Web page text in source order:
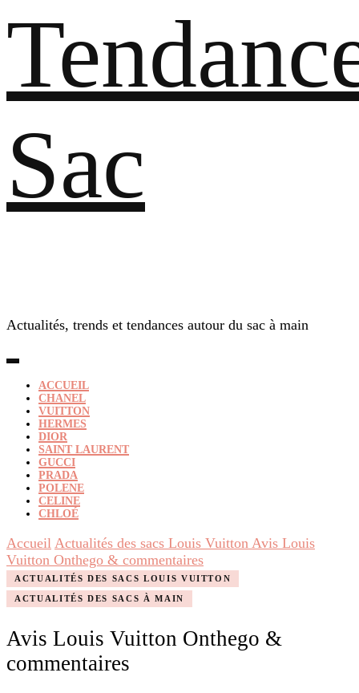
Sac
Actualités, trends et tendances autour du sac à main
ACCUEIL
CHANEL
VUITTON
HERMES
DIOR
SAINT LAURENT
GUCCI
PRADA
POLENE
CELINE
CHLOÉ
Accueil Actualités des sacs Louis Vuitton Avis Louis
Vuitton Onthego & commentaires
ACTUALITÉS DES SACS LOUIS VUITTON
ACTUALITÉS DES SACS À MAIN
Avis Louis Vuitton Onthego &
commentaires